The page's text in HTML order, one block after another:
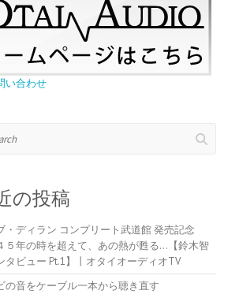
い合わせ
の投稿
・ディラン コンプリート武道館 発売記念
５年の時を超えて、あの熱が甦る…【鈴木智
タビュー Pt.1】丨オタイオーディオTV
の音をケーブル一本から聴き直す